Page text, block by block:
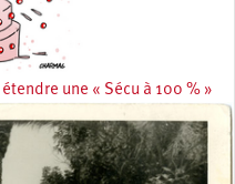
une « Sécu à 100 % »